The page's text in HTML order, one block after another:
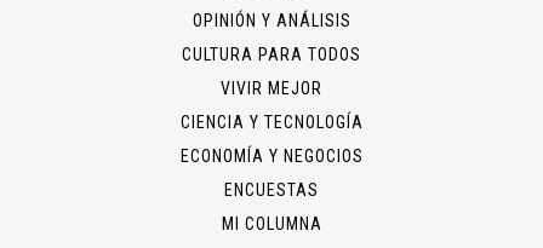
OPINIÓN Y ANÁLISIS
CULTURA PARA TODOS
VIVIR MEJOR
CIENCIA Y TECNOLOGÍA
ECONOMÍA Y NEGOCIOS
ENCUESTAS
MI COLUMNA